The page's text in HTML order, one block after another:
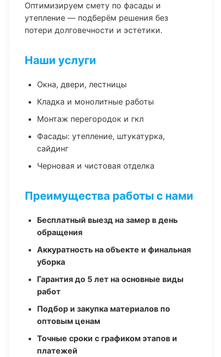
Оптимизируем смету по фасады и
утепление — подберём решения без
потери долговечности и эстетики.
Наши услуги
Окна, двери, лестницы
Кладка и монолитные работы
Монтаж перегородок и гкл
Фасады: утепление, штукатурка,
сайдинг
Черновая и чистовая отделка
Преимущества работы с нами
Бесплатный выезд на замер в день
обращения
Аккуратность на объекте и финальная
уборка
Гарантия до 5 лет на основные виды
работ
Подбор и закупка материалов по
оптовым ценам
Точные сроки с графиком этапов и
платежей